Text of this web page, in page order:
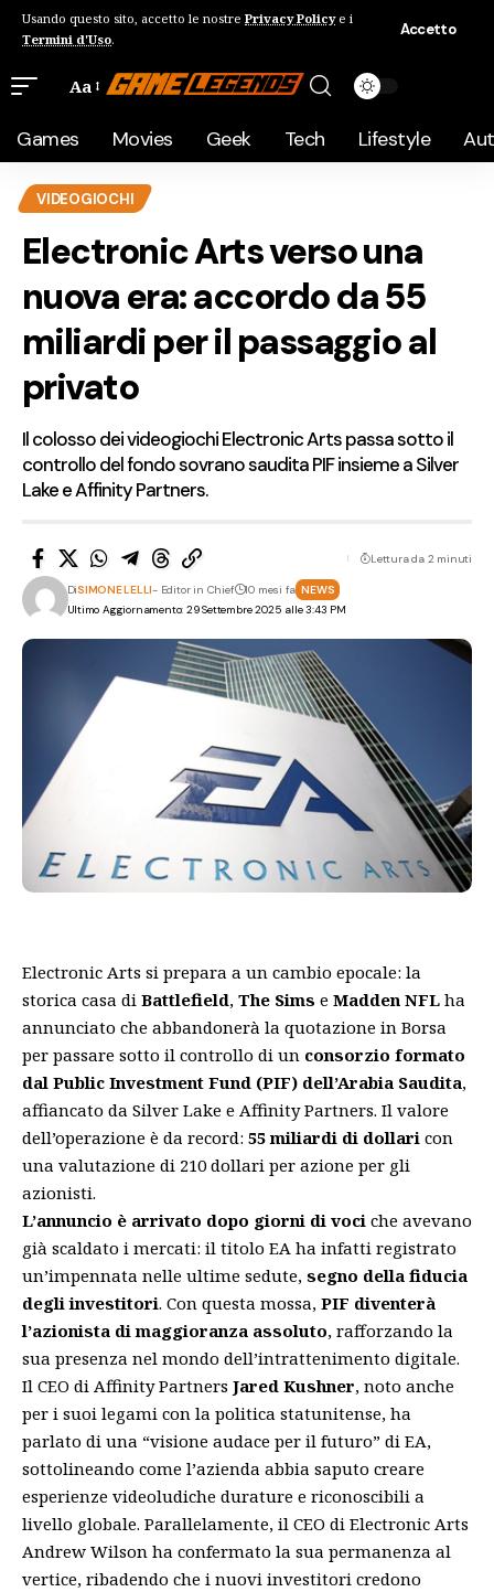
Usando questo sito, accetto le nostre Privacy Policye i
Termini d'Uso.
Accetto
Aa
Games Movies Geek Tech Lifestyle
VIDEOGIOCHI
Electronic Arts verso una
nuova era: accordo da 55
miliardi per il passaggio al
privato
Il colosso dei videogiochi Electronic Arts passa sotto il
controllo del fondo sovrano saudita PIF insieme a Silver
Lake e Affinity Partners.
Ultimo Aggiornamento: 29 Settembre 2025 alle 3:43 PM
DiSIMONE LELLI- Editor in Chief 10 mesi fa NEWS
Lettura da 2 minuti
Electronic Arts si prepara a un cambio epocale: la
storica casa di Battlefield, The Sims e Madden NFL ha
annunciato che abbandonerà la quotazione in Borsa
per passare sotto il controllo di un consorzio formato
dal Public Investment Fund (PIF) dell’Arabia Saudita,
affiancato da Silver Lake e Affinity Partners. Il valore
dell’operazione è da record: 55 miliardi di dollari con
una valutazione di 210 dollari per azione per gli
azionisti.
L’annuncio è arrivato dopo giorni di voci che avevano
già scaldato i mercati: il titolo EA ha infatti registrato
un’impennata nelle ultime sedute, segno della fiducia
degli investitori. Con questa mossa, PIF diventerà
l’azionista di maggioranza assoluto, rafforzando la
sua presenza nel mondo dell’intrattenimento digitale.
Il CEO di Affinity Partners Jared Kushner, noto anche
per i suoi legami con la politica statunitense, ha
parlato di una “visione audace per il futuro” di EA,
sottolineando come l’azienda abbia saputo creare
esperienze videoludiche durature e riconoscibili a
livello globale. Parallelamente, il CEO di Electronic Arts
Andrew Wilson ha confermato la sua permanenza al
vertice, ribadendo che i nuovi investitori credono